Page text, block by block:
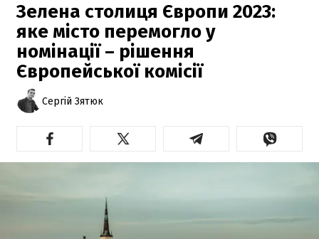
Зелена столиця Європи 2023:
яке місто перемогло у
номінації – рішення
Європейської комісії
Сергій Зятюк